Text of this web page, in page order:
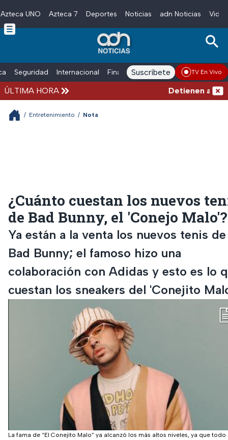
Skip to main content
Azteca UNO Azteca 7 Deportes Noticias adn Noticias
Seguridad Internacional Finanzas adn Noticias Radio
Suscríbete TV En Vivo
ÚLTIMA HORA Detienen al
/ Entretenimiento / Nota
¿Cuánto cuestan los nuevos
de Bad Bunny, el 'Conejo Malo'?
Ya están a la venta los nuevos tenis de
Bad Bunny; el famoso hizo una
colaboración con Adidas y esto es lo
cuestan los sneakers del 'Conejito
La fama de “El Conejito Malo” ya alcanzó los más altos niveles, ya que todo